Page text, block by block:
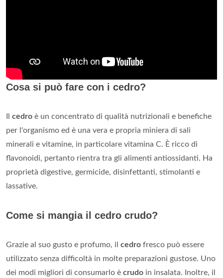
Cosa si può fare con i cedro?
cedro è un concentrato di qualità nutrizionali e benefiche
per l'organismo ed è una vera e propria miniera di sali
minerali e vitamine, in particolare vitamina C. È ricco di
flavonoidi, pertanto rientra tra gli alimenti antiossidanti. Ha
proprietà digestive, germicide, disinfettanti, stimolanti e
lassative.
Come si mangia il cedro crudo?
Grazie al suo gusto e profumo, il cedro fresco può essere
utilizzato senza difficoltà in molte preparazioni gustose. Uno
dei modi migliori di consumarlo è crudo in insalata. Inoltre, il